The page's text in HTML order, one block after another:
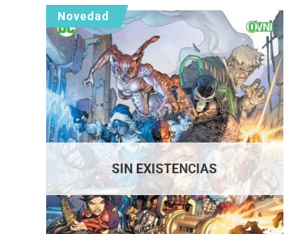
Novedad
SIN EXISTENCIAS